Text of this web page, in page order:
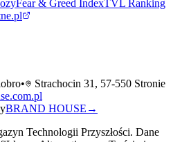
Fear & Greed IndexTVL Ranking
•
Strachocin 31, 57-550 Stronie
BRAND HOUSE →
Technologii Przyszłości. Dane